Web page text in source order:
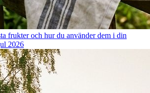
frukter och hur du använder dem i din
2026